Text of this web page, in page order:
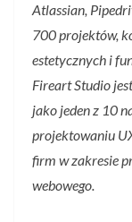
Atlassian,
700 projektów,
estetycznych i
Fireart Studio
jako jeden z 10
projektowaniu
firm w zakresie
webowego.